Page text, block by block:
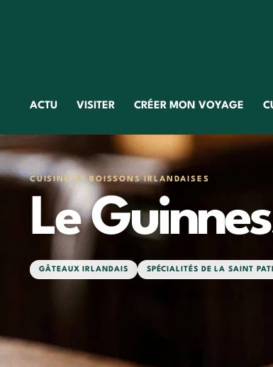
ACTU VISITER CRÉER MON VOYAGE
CUISINE ET BOISSONS IRLANDAISES
Le
GÂTEAUX IRLANDAIS SPÉCIALITÉS DE LA SAINT